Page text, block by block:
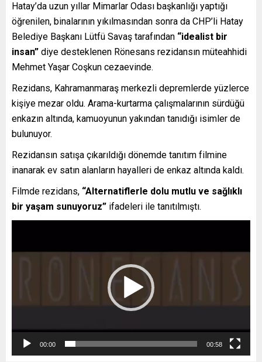
Hatay’da uzun yıllar Mimarlar Odası başkanlığı yaptığı
öğrenilen, binalarının yıkılmasından sonra da CHP’li Hatay
Belediye Başkanı Lütfü Savaş tarafından “idealist bir
insan” diye desteklenen Rönesans rezidansın müteahhidi
Mehmet Yaşar Coşkun cezaevinde.
Rezidans, Kahramanmaraş merkezli depremlerde yüzlerce
kişiye mezar oldu. Arama-kurtarma çalışmalarının sürdüğü
enkazın altında, kamuoyunun yakından tanıdığı isimler de
bulunuyor.
Rezidansın satışa çıkarıldığı dönemde tanıtım filmine
inanarak ev satın alanların hayalleri de enkaz altında kaldı.
Filmde rezidans, “Alternatiflerle dolu mutlu ve sağlıklı
bir yaşam sunuyoruz” ifadeleri ile tanıtılmıştı.
00:00 00:58